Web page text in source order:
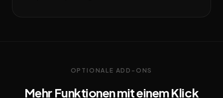
OPTIONALE ADD-ONS
Mehr Funktionen mit einem Klick